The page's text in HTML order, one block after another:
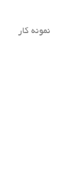
نمونه کار